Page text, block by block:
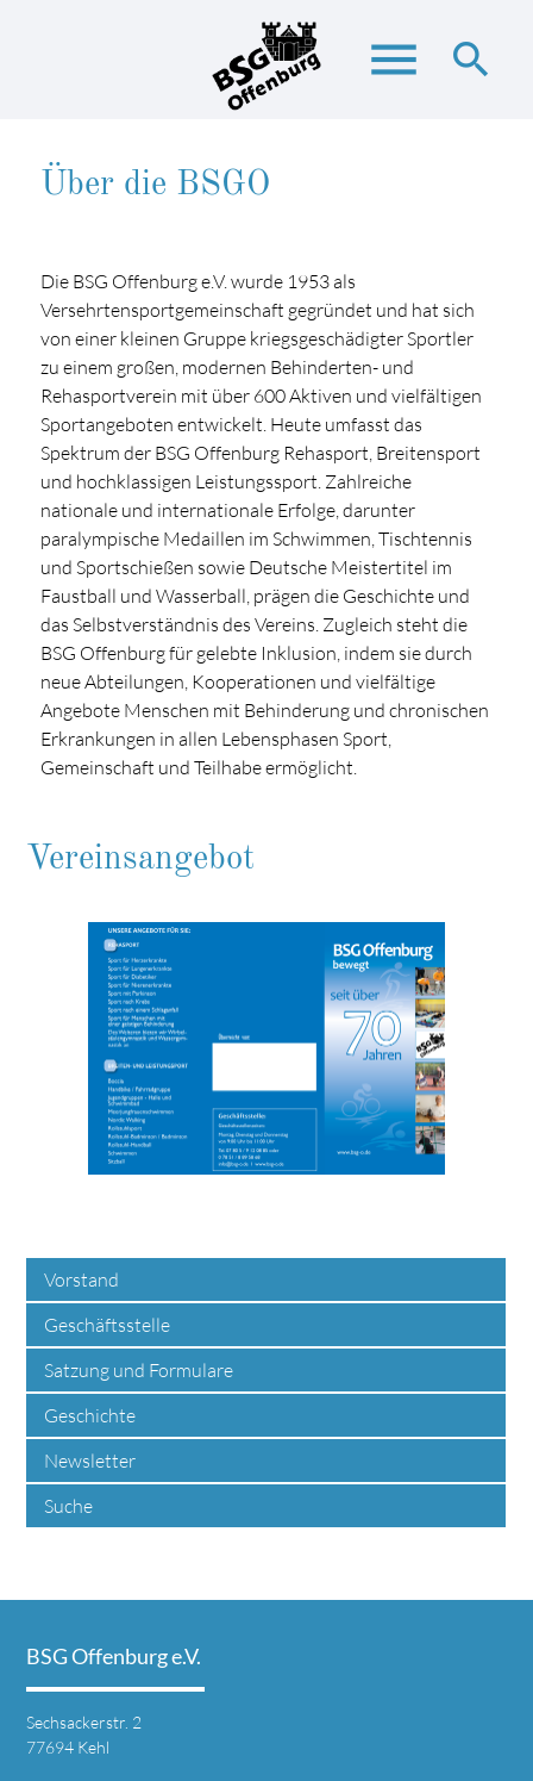
menu search
Suchbegriffe
Über die BSGO
Die BSG Offenburg e.V. wurde 1953 als
Versehrtensportgemeinschaft gegründet und hat sich
von einer kleinen Gruppe kriegsgeschädigter Sportler
zu einem großen, modernen Behinderten- und
Rehasportverein mit über 600 Aktiven und vielfältigen
Sportangeboten entwickelt. Heute umfasst das
Spektrum der BSG Offenburg Rehasport, Breitensport
und hochklassigen Leistungssport. Zahlreiche
nationale und internationale Erfolge, darunter
paralympische Medaillen im Schwimmen, Tischtennis
und Sportschießen sowie Deutsche Meistertitel im
Faustball und Wasserball, prägen die Geschichte und
das Selbstverständnis des Vereins. Zugleich steht die
BSG Offenburg für gelebte Inklusion, indem sie durch
neue Abteilungen, Kooperationen und vielfältige
Angebote Menschen mit Behinderung und chronischen
Erkrankungen in allen Lebensphasen Sport,
Gemeinschaft und Teilhabe ermöglicht.
Vereinsangebot
Vorstand
Geschäftsstelle
Satzung und Formulare
Geschichte
Newsletter
Suche
BSG Offenburg e.V.
Sechsackerstr. 2
77694 Kehl